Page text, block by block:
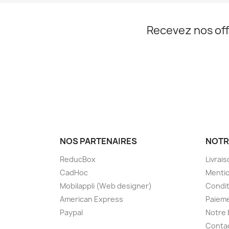
Recevez nos
NOS PARTENAIRES
ReducBox
CadHoc
Mobilappli (Web designer)
American Express
Paypal
Notre